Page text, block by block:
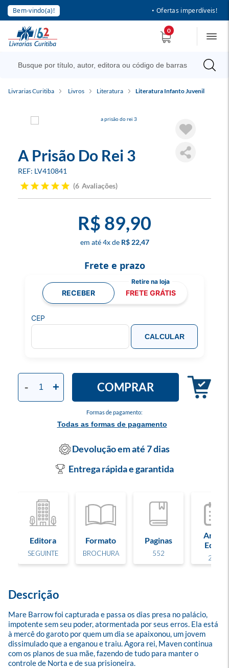
Bem-vindo(a)! • Ofertas imperdíveis!
0
Livrarias Curitiba Livros Literatura Literatura Infanto Juvenil
A Prisão Do Rei 3
LV410841
6 Avaliações
R$ 89,90
4x R$ 22,47
Formas de pagamento:
Todas as formas de pagamento
- + COMPRAR
Frete e prazo
RECEBER FRETE GRÁTIS
CEP
CALCULAR
Devolução em até 7 dias
Entrega rápida e garantida
Editora
SEGUINTE
Formato
BROCHURA
Paginas
552
Ano de
Edição
2017
Descrição
Mare Barrow foi capturada e passa os dias presa no palácio,
impotente sem seu poder, atormentada por seus erros. Ela está
à mercê do garoto por quem um dia se apaixonou, um jovem
dissimulado que a enganou e traiu. Agora rei, Maven continua
com os planos de sua mãe, fazendo de tudo para manter o
controle de Norta e de sua prisioneira.